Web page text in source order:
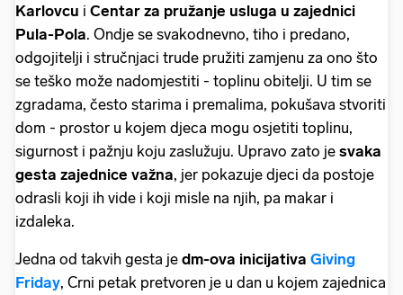
Karlovcu i Centar za pružanje usluga u zajednici
Pula-Pola. Ondje se svakodnevno, tiho i predano,
odgojitelji i stručnjaci trude pružiti zamjenu za ono što
se teško može nadomjestiti - toplinu obitelji. U tim se
zgradama, često starima i premalima, pokušava stvoriti
dom - prostor u kojem djeca mogu osjetiti toplinu,
sigurnost i pažnju koju zaslužuju. Upravo zato je svaka
gesta zajednice važna, jer pokazuje djeci da postoje
odrasli koji ih vide i koji misle na njih, pa makar i
izdaleka.
Jedna od takvih gesta je dm-ova inicijativa Giving
Friday, Crni petak pretvoren je u dan u kojem zajednica